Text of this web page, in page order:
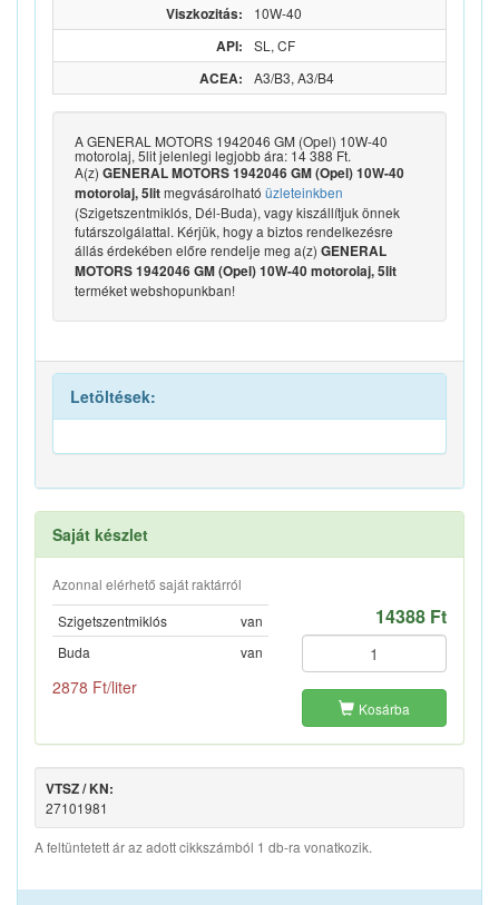
Viszkozitás: 10W-40
API: SL, CF
ACEA: A3/B3, A3/B4
A GENERAL MOTORS 1942046 GM (Opel) 10W-40
motorolaj, 5lit jelenlegi legjobb ára: 14 388 Ft.
A(z) GENERAL MOTORS 1942046 GM (Opel) 10W-40
motorolaj, 5litmegvásárolható üzleteinkben
(Szigetszentmiklós, Dél-Buda), vagy kiszállítjuk önnek
futárszolgálattal. Kérjük, hogy a biztos rendelkezésre
állás érdekében előre rendelje meg a(z) GENERAL
MOTORS 1942046 GM (Opel) 10W-40 motorolaj, 5lit
terméket webshopunkban!
Letöltések:
Saját készlet
Azonnal elérhető saját raktárról
Szigetszentmiklós
van
Buda
van
2878 Ft/liter
14388 Ft
Kosárba
VTSZ / KN:
27101981
A feltüntetett ár az adott cikkszámból 1 db-ra vonatkozik.